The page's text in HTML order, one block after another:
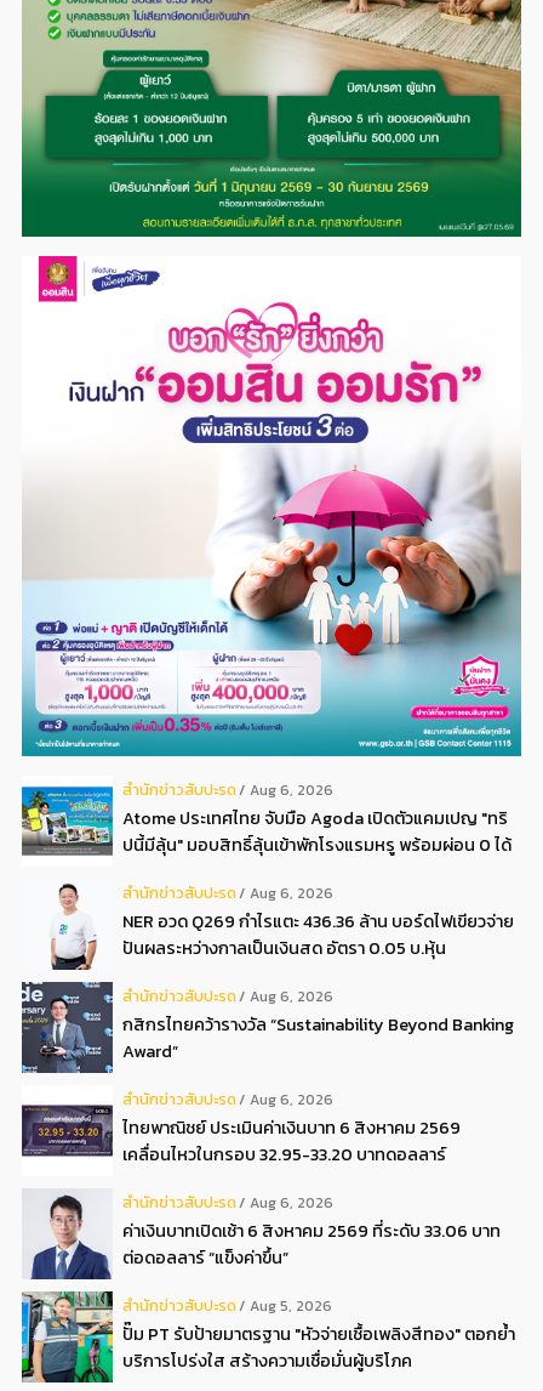
สํานักข่าวสับปะรด Aug 6, 2026
Atome ประเทศไทย จับมือ Agoda เปิดตัวแคมเปญ "ทริ
ปนี้มีลุ้น" มอบสิทธิ์ลุ้นเข้าพักโรงแรมหรู พร้อมผ่อน 0 ได้
สํานักข่าวสับปะรด Aug 6, 2026
NER อวด Q269 กำไรแตะ 436.36 ล้าน บอร์ดไฟเขียวจ่าย
ปันผลระหว่างกาลเป็นเงินสด อัตรา 0.05 บ.หุ้น
สํานักข่าวสับปะรด Aug 6, 2026
กสิกรไทยคว้ารางวัล “Sustainability Beyond Banking
Award”
สํานักข่าวสับปะรด Aug 6, 2026
ไทยพาณิชย์ ประเมินค่าเงินบาท 6 สิงหาคม 2569
เคลื่อนไหวในกรอบ 32.95-33.20 บาทดอลลาร์
สํานักข่าวสับปะรด Aug 6, 2026
ค่าเงินบาทเปิดเช้า 6 สิงหาคม 2569 ที่ระดับ 33.06 บาท
ต่อดอลลาร์ “แข็งค่าขึ้น”
สํานักข่าวสับปะรด Aug 5, 2026
ปั๊ม PT รับป้ายมาตรฐาน "หัวจ่ายเชื้อเพลิงสีทอง" ตอกย้ำ
บริการโปร่งใส สร้างความเชื่อมั่นผู้บริโภค